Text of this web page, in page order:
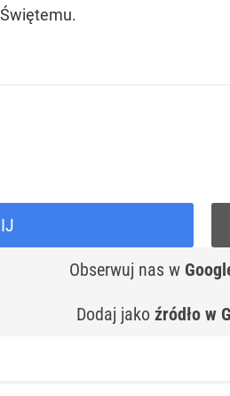
Obserwuj nas w
Dodaj jako źródło w